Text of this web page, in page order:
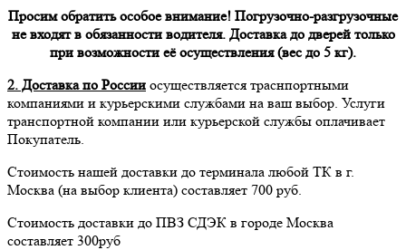
Просим обратить особое внимание! Погрузочно-разгрузочные
не входят в обязанности водителя. Доставка до дверей только
при возможности её осуществления (вес до 5 кг).
2. Доставка по России осуществляется траснпортными
компаниями и курьерскими службами на ваш выбор. Услуги
транспортной компании или курьерской службы оплачивает
Покупатель.
Стоимость нашей доставки до терминала любой ТК в г.
Москва (на выбор клиента) составляет 700 руб.
Стоимость доставки до ПВЗ СДЭК в городе Москва
составляет 300руб